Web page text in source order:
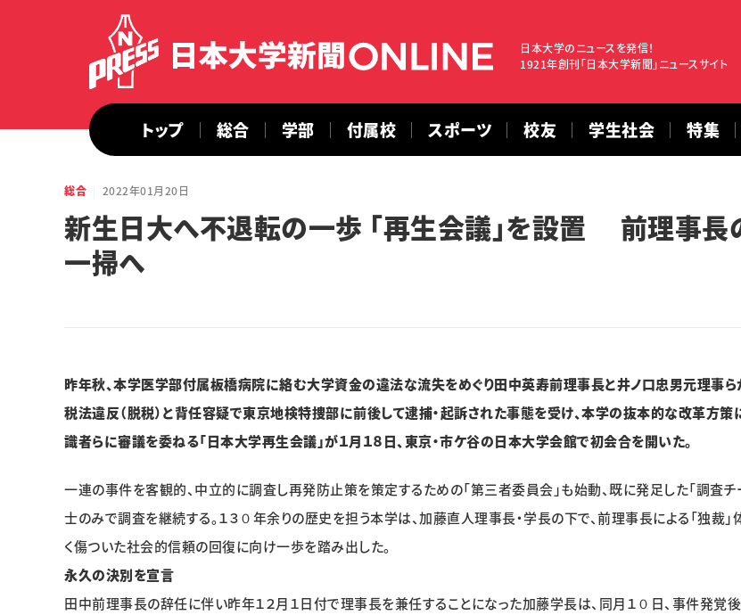
日本大学のニュースを発信！
1921年創刊「日本大学新聞」ニュースサイト
トップ 総合 学部 付属校 スポーツ 校友 学生社会 特集
総合 2022年01月20日
新生日大へ不退転の一歩 「再生会議」を設置 前理事長
一掃へ
昨年秋、本学医学部付属板橋病院に絡む大学資金の違法な流失をめぐり田中英寿前理事長と井ノ口忠男元理事
税法違反（脱税）と背任容疑で東京地検特捜部に前後して逮捕・起訴された事態を受け、本学の抜本的な改革方策
識者らに審議を委ねる「日本大学再生会議」が１月１８日、東京・市ケ谷の日本大学会館で初会合を開いた。
一連の事件を客観的、中立的に調査し再発防止策を策定するための「第三者委員会」も始動、既に発足した「調査チ
士のみで調査を継続する。１３０年余りの歴史を担う本学は、加藤直人理事長・学長の下で、前理事長による「独裁」
く傷ついた社会的信頼の回復に向け一歩を踏み出した。
永久の決別を宣言
田中前理事長の辞任に伴い昨年１２月１日付で理事長を兼任することになった加藤学長は、同月１０日、事件発覚